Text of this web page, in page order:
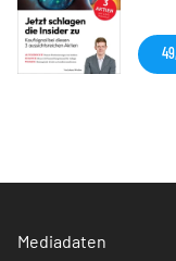
Mediadaten